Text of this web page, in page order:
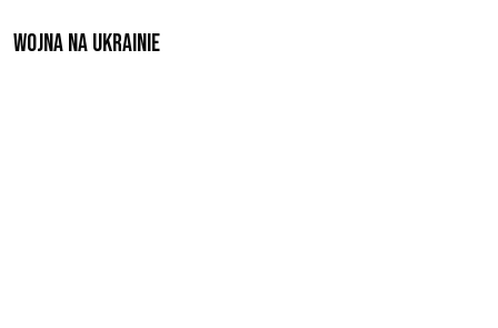
Wojna na Ukrainie